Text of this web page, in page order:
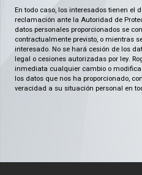
En todo caso, los interesados tienen el
reclamación ante la Autoridad de
datos personales proporcionados se
contractualmente previsto, o mientras
interesado. No se hará cesión de los
legal o cesiones autorizadas por ley.
inmediata cualquier cambio o
los datos que nos ha proporcionado,
veracidad a su situación personal en